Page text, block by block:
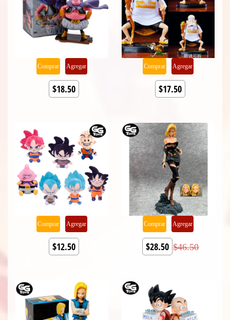
Comprar Agregar
$18.50
Comprar Agregar
$17.50
Comprar Agregar
$12.50
Comprar Agregar
$28.50 $46.50